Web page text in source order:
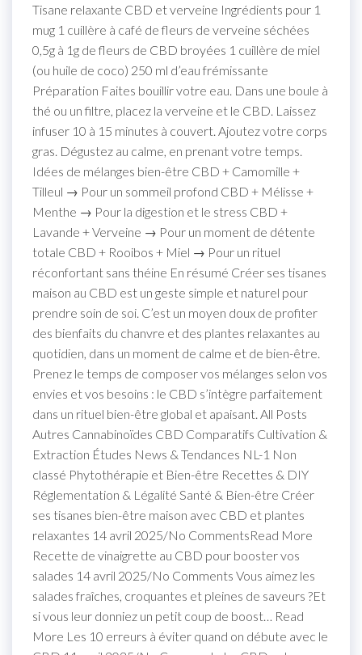
Tisane relaxante CBD et verveine Ingrédients pour 1
mug 1 cuillère à café de fleurs de verveine séchées
0,5g à 1g de fleurs de CBD broyées 1 cuillère de miel
(ou huile de coco) 250 ml d’eau frémissante
Préparation Faites bouillir votre eau. Dans une boule à
thé ou un filtre, placez la verveine et le CBD. Laissez
infuser 10 à 15 minutes à couvert. Ajoutez votre corps
gras. Dégustez au calme, en prenant votre temps.
Idées de mélanges bien-être CBD + Camomille +
Tilleul → Pour un sommeil profond CBD + Mélisse +
Menthe → Pour la digestion et le stress CBD +
Lavande + Verveine → Pour un moment de détente
totale CBD + Rooibos + Miel → Pour un rituel
réconfortant sans théine En résumé Créer ses tisanes
maison au CBD est un geste simple et naturel pour
prendre soin de soi. C’est un moyen doux de profiter
des bienfaits du chanvre et des plantes relaxantes au
quotidien, dans un moment de calme et de bien-être.
Prenez le temps de composer vos mélanges selon vos
envies et vos besoins : le CBD s’intègre parfaitement
dans un rituel bien-être global et apaisant. All Posts
Autres Cannabinoïdes CBD Comparatifs Cultivation &
Extraction Études News & Tendances NL-1 Non
classé Phytothérapie et Bien-être Recettes & DIY
Réglementation & Légalité Santé & Bien-être Créer
ses tisanes bien-être maison avec CBD et plantes
relaxantes 14 avril 2025/No CommentsRead More
Recette de vinaigrette au CBD pour booster vos
salades 14 avril 2025/No Comments Vous aimez les
salades fraîches, croquantes et pleines de saveurs ?Et
si vous leur donniez un petit coup de boost… Read
More Les 10 erreurs à éviter quand on débute avec le